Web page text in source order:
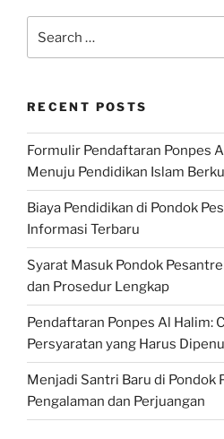
for:
RECENT POSTS
Formulir Pendaftaran Ponpes
Menuju Pendidikan Islam
Biaya Pendidikan di Pondok
Informasi Terbaru
Syarat Masuk Pondok
dan Prosedur Lengkap
Pendaftaran Ponpes Al Halim:
Persyaratan yang Harus
Menjadi Santri Baru di Pondok
Pengalaman dan Perjuangan